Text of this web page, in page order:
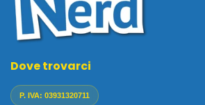
Dove trovarci
P. IVA: 03931320711